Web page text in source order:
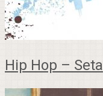
Hip Hop – Seta